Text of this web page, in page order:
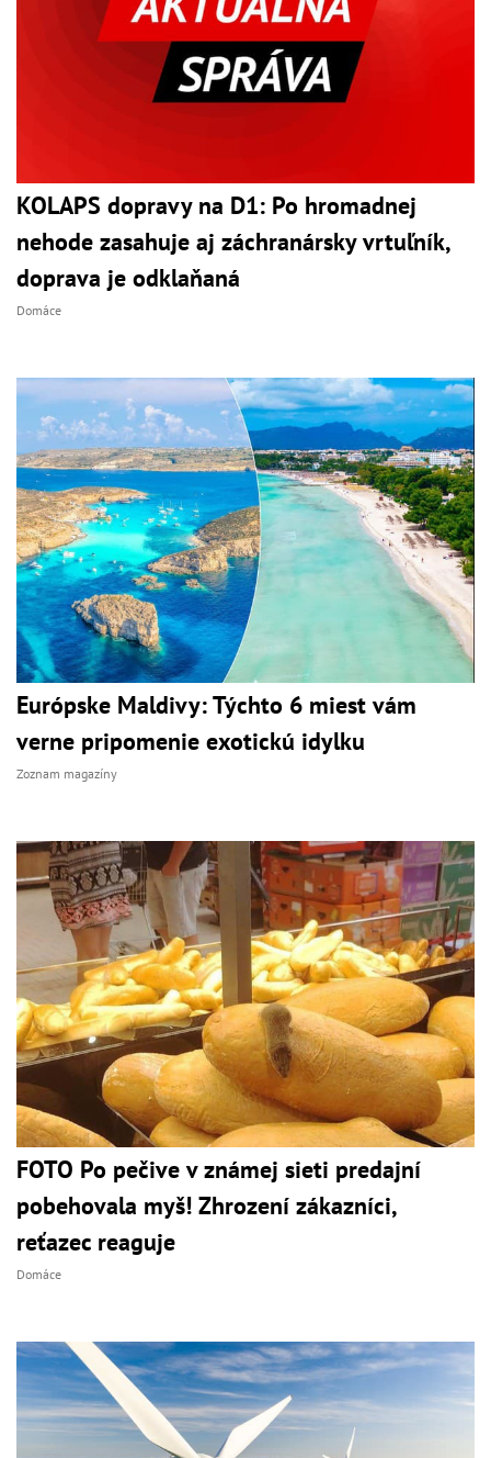
KOLAPS dopravy na D1: Po hromadnej
nehode zasahuje aj záchranársky vrtuľník,
doprava je odklaňaná
Domáce
Európske Maldivy: Týchto 6 miest vám
verne pripomenie exotickú idylku
Zoznam magazíny
FOTO Po pečive v známej sieti predajní
pobehovala myš! Zhrození zákazníci,
reťazec reaguje
Domáce